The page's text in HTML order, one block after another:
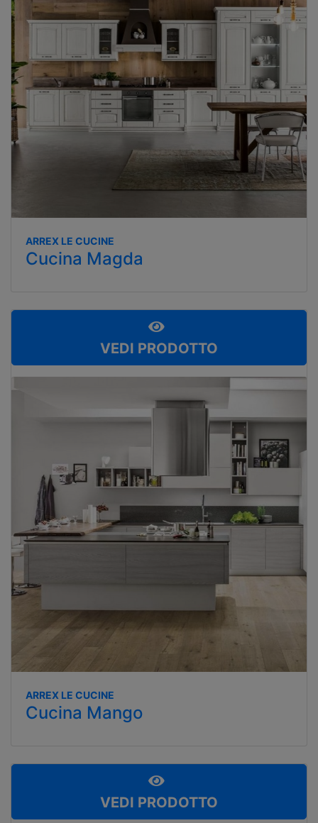
ARREX LE CUCINE
Cucina Magda
VEDI PRODOTTO
ARREX LE CUCINE
Cucina Mango
VEDI PRODOTTO